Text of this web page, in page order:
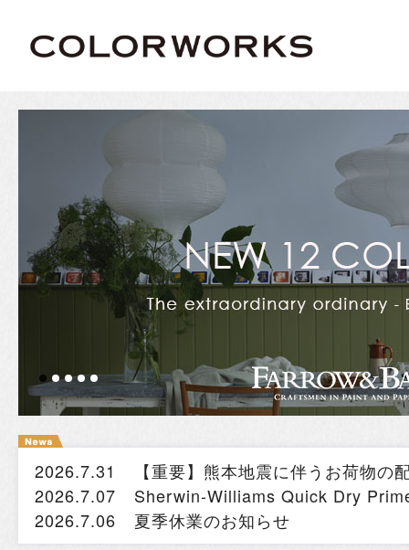
2026.7.31
【重要】熊本地震に伴うお荷物の
2026.7.07
Sherwin-Williams Quick Dry
2026.7.06
夏季休業のお知らせ